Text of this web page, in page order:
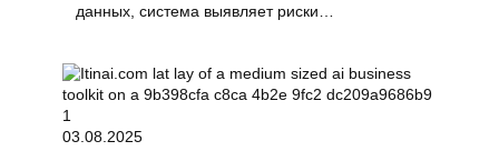
данных, система выявляет риски…
03.08.2025